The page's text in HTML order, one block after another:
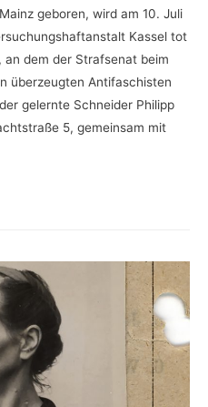
geboren, wird am 10. Juli
Kassel tot
dem der Strafsenat beim
überzeugten Antifaschisten
gelernte Schneider Philipp
5, gemeinsam mit